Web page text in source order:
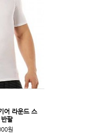
어 라운드 스
팔
원